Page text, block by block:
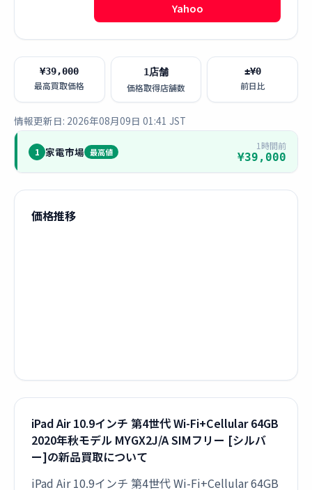
Yahoo
¥39,000
最高買取価格
1店舗
価格取得店舗数
±¥0
前日比
情報更新日: 2026年08月09日 01:41 JST
1 家電市場 最高値
1時間前
¥39,000
価格推移
iPad Air 10.9インチ 第4世代 Wi-Fi+Cellular 64GB
2020年秋モデル MYGX2J/A SIMフリー [シルバ
ー]の新品買取について
iPad Air 10.9インチ 第4世代 Wi-Fi+Cellular 64GB